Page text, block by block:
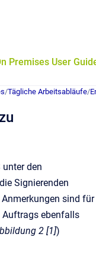
Premises User
/Tägliche Arbeitsabläufe/
den
Signierenden
Anmerkungen sind für
Auftrags ebenfalls
2 [1])